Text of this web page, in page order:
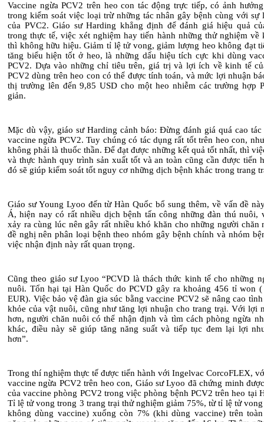
Vaccine ngừa PCV2 trên heo con tác động trực tiếp, có ảnh
trong kiểm soát việc loại trừ những tác nhân gây bệnh cùng với sự
của PVC2. Giáo sư Harding khẳng định để đánh giá hiệu quả
trong thực tế, việc xét nghiệm hay tiến hành những thử nghiệm về
thì không hữu hiệu. Giảm tỉ lệ tử vong, giảmlượng heo không đạt
tăng biểu hiện tốt ở heo, là những dấu hiệu tích cực khi dùng
PCV2. Dựa vào nhữngchỉ tiêu trên, giá trị và lợi ích về kinh tế
PCV2dùng trên heo con có thể được tính toán, và mức lợi nhuận
thị trường lên đến 9,85 USD cho một heo nhiễm các trường hợp
giản.
Mặc dù vậy, giáo sư Harding cảnh báo: Đừng đánh giá quá cao tác
vaccine ngừa PCV2.Tuy chúng có tác dụng rất tốt trên heo con,
không phải là thuốc thần. Để đạt được những kết quả tốt nhất, thì
và thực hành quy trình sản xuất tốt và an toàn cũng cần được tiến
đó sẽ giúp kiểm soát tốt nguy cơ những dịch bệnh khác trong trang
Giáo sư Young Lyoo đến từ Hàn Quốc bổ sung thêm, về vấn đề
Á, hiện nay có rất nhiều dịch bệnh tấn công nhữngđàn thú nuôi,
xảy ra cùng lúc nên gâyrất nhiều khó khăn cho những người chăn
đề nghị nên phân loại bệnh theo nhóm gây bệnh chính và nhóm
việc nhận định này rất quan trọng.
Cũng theo giáo sư Lyoo “PCVD là thách thức kinh tế cho những
nuôi. Tổn hại tại Hàn Quốc do PCVD gây ra khoảng 456 tỉ won
EUR). Việc bảo vệ đàn gia súc bằng vaccine PCV2sẽ nâng cao
khỏe của vật nuôi, cũng như tăng lợi nhuận cho trang trại. Với lợi
hơn, người chăn nuôi có thể nhận định và tìm cách phòng ngừa
khác, điều này sẽ giúp tăng năng suất và tiếp tục đem lại lợi
hơn”.
Trong thí nghiệm thực tế được tiến hành với Ingelvac CorcoFLEX,
vaccine ngừa PCV2 trên heo con, Giáo sư Lyoo đã chứng minh
của vaccine phòng PCV2 trong việc phòng bệnh PCV2 trên heo tại
Tỉ lệ tử vong trong 3 trang trại thử nghiệm giảm 75%, từ tỉ lệ tử
không dùng vaccine) xuống còn 7% (khi dùng vaccine) trên